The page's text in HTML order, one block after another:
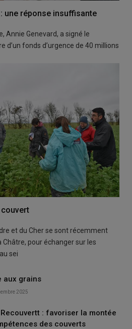
une réponse insuffisante
Annie Genevard, a signé le
d’un fonds d’urgence de 40 millions
couvert
et du Cher se sont récemment
Châtre, pour échanger sur les
sei
aux grains
2025
: favoriser la montée
des couverts